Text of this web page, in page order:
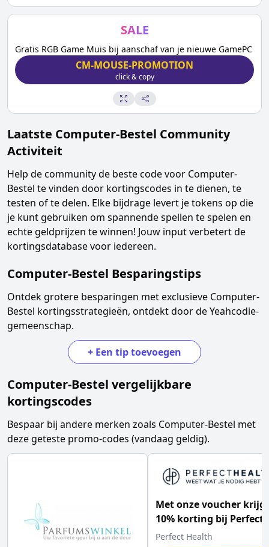
SALE
Gratis RGB Game Muis bij aanschaf van je nieuwe GamePC
CM-MOUSE-PROMOTION
click & copy
Laatste Computer-Bestel Community
Activiteit
Help de community de beste code voor Computer-
Bestel te vinden door kortingscodes in te dienen, te
testen of te delen. Elke bijdrage levert je tokens op die
je kunt gebruiken om spannende spellen te spelen en
echte geldprijzen te winnen! Jouw input verbetert de
kortingsdatabase voor iedereen.
Computer-Bestel Besparingstips
Ontdek grotere besparingen met exclusieve Computer-
Bestel kortingsstrategieën, ontdekt door de Yeahcodie-
gemeenschap.
+ Een tip toevoegen
Computer-Bestel vergelijkbare
kortingscodes
Bespaar bij andere merken zoals Computer-Bestel met
deze geteste promo-codes (vandaag geldig).
Met onze voucher krijg
10% korting bij Perfect
Health
Perfect Health